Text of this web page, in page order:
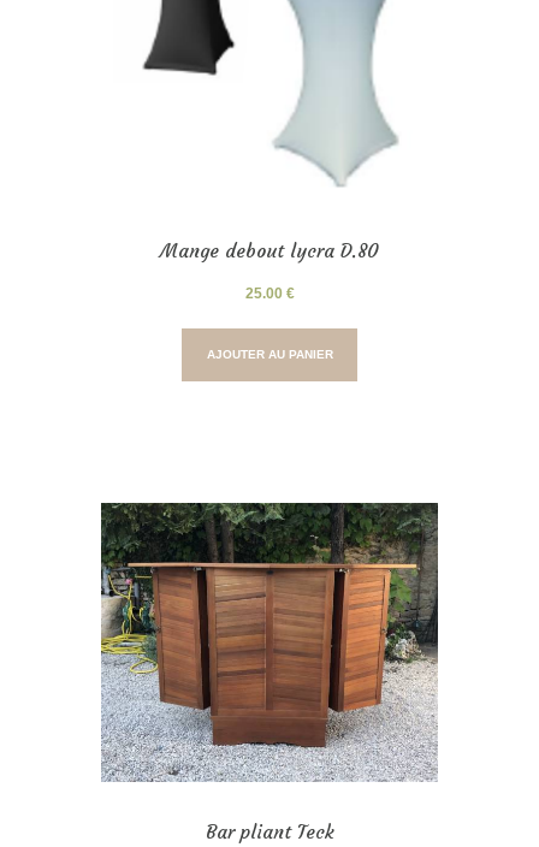
Mange debout lycra D.80
25.00 €
AJOUTER AU PANIER
Bar pliant Teck